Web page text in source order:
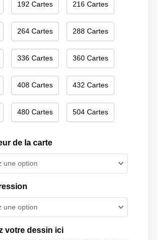
192 Cartes 216 Cartes
264 Cartes 288 Cartes
336 Cartes 360 Cartes
408 Cartes 432 Cartes
480 Cartes 504 Cartes
de la carte
votre dessin ici